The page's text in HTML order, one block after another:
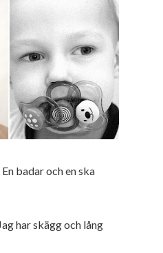
badar och en ska
har skägg och lång